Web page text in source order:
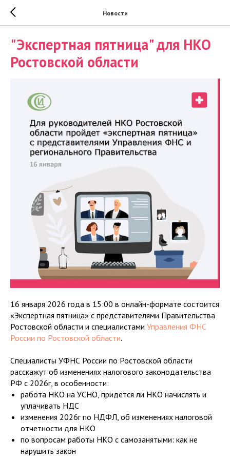
Новости
"Экспертная пятница" для НКО
Ростовской области
16 января 2026 года в 15:00 в онлайн-формате состоится
«Экспертная пятница» с представителями Правительства
Ростовской области и специалистами Управления ФНС
России по Ростовской области.
Специалисты УФНС России по Ростовской области
расскажут об изменениях налогового законодательства
РФ с 2026г, в особенности:
работа НКО на УСНО, придется ли НКО начислять и
уплачивать НДС
изменения 2026г по НДФЛ, об изменениях налоговой
отчетности для НКО
по вопросам работы НКО с самозанятыми: как не
нарушить закон